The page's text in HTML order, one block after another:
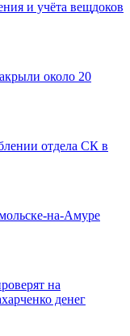
и учёта вещдоков
около 20
отдела СК в
на-Амуре
на
денег